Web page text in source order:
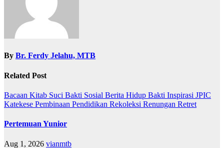
By Br. Ferdy Jelahu, MTB
Related Post
Bacaan Kitab Suci Bakti Sosial Berita Hidup Bakti Inspirasi JPIC
Katekese Pembinaan Pendidikan Rekoleksi Renungan Retret
Pertemuan Yunior
Aug 1, 2026 vianmtb